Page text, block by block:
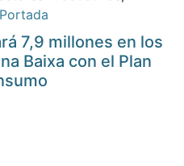
Portada
7,9 millones en los
Baixa con el Plan